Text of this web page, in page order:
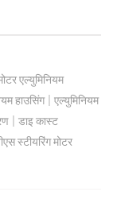
एल्युमिनियम
हाउसिंग| एल्युमिनियम
| डाइ कास्ट
स्टीयरिंग मोटर